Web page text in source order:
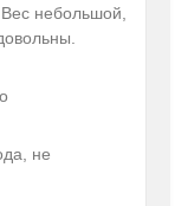
небольшой,
не